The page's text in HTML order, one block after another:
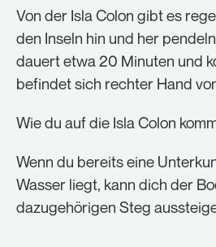
Von der Isla Colon gibt es
den Inseln hin und her
dauert etwa 20 Minuten und
befindet sich rechter Hand
Wie du auf die Isla Colon
Wenn du bereits eine
Wasser liegt, kann dich der
dazugehörigen Steg
Statistik Cookies erfassen
Informationen helfen uns zu
Besucher unsere
Cookie-Informationen
Externe Medien (1)
Inhalte von Videoplattformen
Plattformen werden
Cookies von externen Medien
der Zugriff auf diese Inhalte
Einwilligung